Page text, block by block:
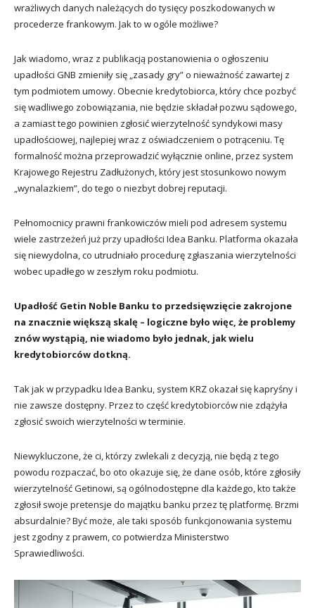
wrażliwych danych należących do tysięcy poszkodowanych w
procederze frankowym. Jak to w ogóle możliwe?
Jak wiadomo, wraz z publikacją postanowienia o ogłoszeniu
upadłości GNB zmieniły się „zasady gry” o nieważność zawartej z
tym podmiotem umowy. Obecnie kredytobiorca, który chce pozbyć
się wadliwego zobowiązania, nie będzie składał pozwu sądowego,
a zamiast tego powinien zgłosić wierzytelność syndykowi masy
upadłościowej, najlepiej wraz z oświadczeniem o potrąceniu. Tę
formalność można przeprowadzić wyłącznie online, przez system
Krajowego Rejestru Zadłużonych, który jest stosunkowo nowym
„wynalazkiem”, do tego o niezbyt dobrej reputacji.
Pełnomocnicy prawni frankowiczów mieli pod adresem systemu
wiele zastrzeżeń już przy upadłości Idea Banku. Platforma okazała
się niewydolna, co utrudniało procedurę zgłaszania wierzytelności
wobec upadłego w zeszłym roku podmiotu.
Upadłość Getin Noble Banku to przedsięwzięcie zakrojone
na znacznie większą skalę – logiczne było więc, że problemy
znów wystąpią, nie wiadomo było jednak, jak wielu
kredytobiorców dotkną.
Tak jak w przypadku Idea Banku, system KRZ okazał się kapryśny i
nie zawsze dostępny. Przez to część kredytobiorców nie zdążyła
zgłosić swoich wierzytelności w terminie.
Niewykluczone, że ci, którzy zwlekali z decyzją, nie będą z tego
powodu rozpaczać, bo oto okazuje się, że dane osób, które zgłosiły
wierzytelność Getinowi, są ogólnodostępne dla każdego, kto także
zgłosił swoje pretensje do majątku banku przez tę platformę. Brzmi
absurdalnie? Być może, ale taki sposób funkcjonowania systemu
jest zgodny z prawem, co potwierdza Ministerstwo
Sprawiedliwości.